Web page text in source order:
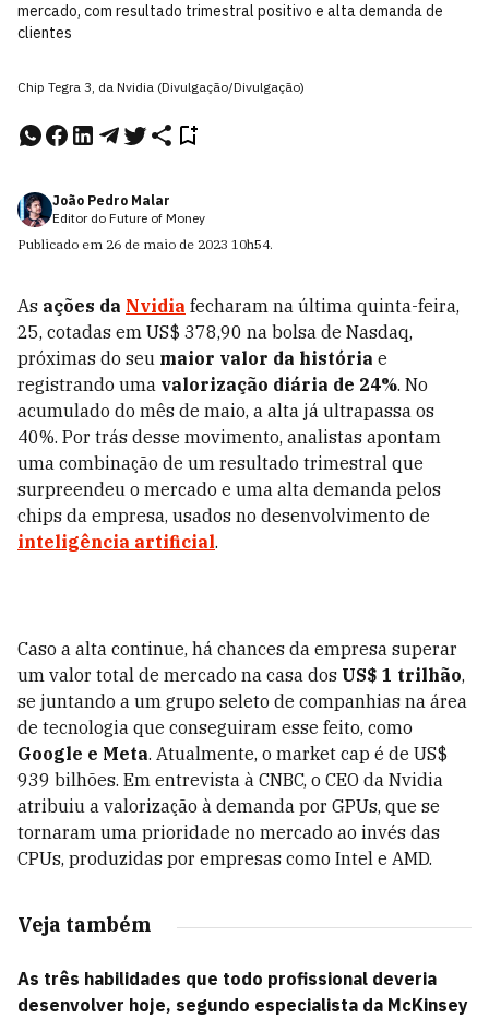
mercado, com resultado trimestral positivo e alta demanda de
clientes
Chip Tegra 3, da Nvidia (Divulgação/Divulgação)
João Pedro Malar
Editor do Future of Money
Publicado em 26 de maio de 2023 10h54.
As ações da Nvidia fecharam na última quinta-feira,
25, cotadas em US$ 378,90 na bolsa de Nasdaq,
próximas do seu maior valor da história e
registrando uma valorização diária de 24%. No
acumulado do mês de maio, a alta já ultrapassa os
40%. Por trás desse movimento, analistas apontam
uma combinação de um resultado trimestral que
surpreendeu o mercado e uma alta demanda pelos
chips da empresa, usados no desenvolvimento de
inteligência artificial.
Caso a alta continue, há chances da empresa superar
um valor total de mercado na casa dos US$ 1 trilhão,
se juntando a um grupo seleto de companhias na área
de tecnologia que conseguiram esse feito, como
Google e Meta. Atualmente, o market cap é de US$
939 bilhões. Em entrevista à CNBC, o CEO da Nvidia
atribuiu a valorização à demanda por GPUs, que se
tornaram uma prioridade no mercado ao invés das
CPUs, produzidas por empresas como Intel e AMD.
Veja também
As três habilidades que todo profissional deveria
desenvolver hoje, segundo especialista da McKinsey